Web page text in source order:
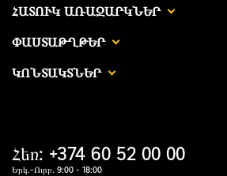
ՀԱՏՈՒԿ ԱՌԱՋԱՐԿՆԵՐ
ՓԱՍՏԱԹՂԹԵՐ
ԿՈՆՏԱԿՏՆԵՐ
Հեռ: +374 60 52 00 00
Երկ.-Ուրբ. 9:00 - 18:00